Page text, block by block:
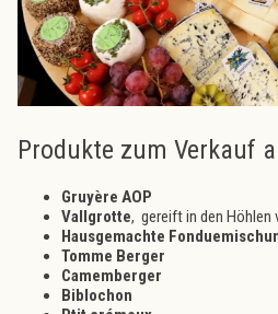
Produkte zum Verkauf
Gruyère AOP
Vallgrotte, gereift in den Höhlen
Hausgemachte
Tomme Berger
Camemberger
Biblochon